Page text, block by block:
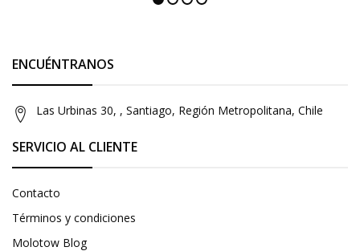
ENCUÉNTRANOS
Las Urbinas 30, , Santiago, Región Metropolitana, Chile
SERVICIO AL CLIENTE
Contacto
Términos y condiciones
Molotow Blog